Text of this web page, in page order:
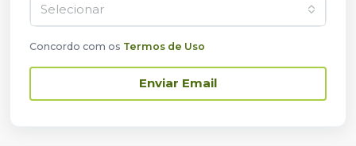
Selecionar
Concordo com os Termos de Uso
Enviar Email